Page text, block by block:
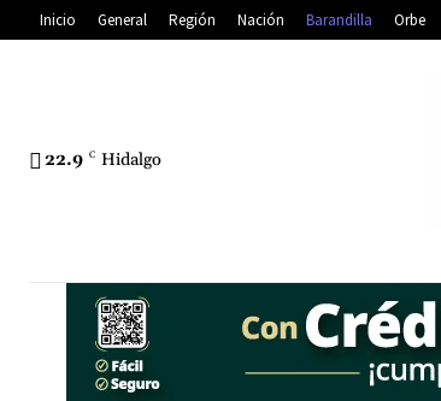
Inicio General Región Nación Barandilla Orbe
22.9 C Hidalgo